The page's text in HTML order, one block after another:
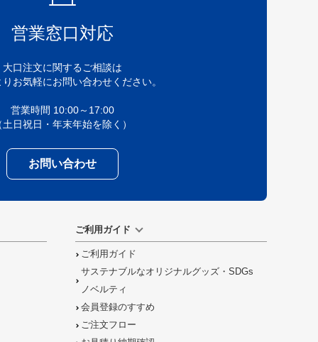
営業窓口対応
大口注文に関するご相談は
お気軽にお問い合わせください。
営業時間 10:00～17:00
土日祝日・年末年始を除く）
お問い合わせ
ご利用ガイド
ご利用ガイド
サステナブルなオリジナルグッズ・SDGs
ノベルティ
会員登録のすすめ
ご注文フロー